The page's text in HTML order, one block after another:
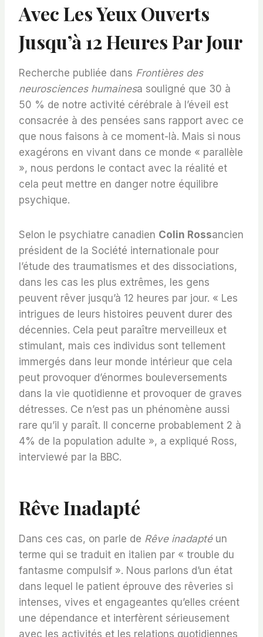
Avec Les Yeux Ouverts
Jusqu’à 12 Heures Par Jour
Recherche publiée dans Frontières des
neurosciences humainesa souligné que 30 à
50 % de notre activité cérébrale à l’éveil est
consacrée à des pensées sans rapport avec ce
que nous faisons à ce moment-là. Mais si nous
exagérons en vivant dans ce monde « parallèle
», nous perdons le contact avec la réalité et
cela peut mettre en danger notre équilibre
psychique.
Selon le psychiatre canadien Colin Rossancien
président de la Société internationale pour
l’étude des traumatismes et des dissociations,
dans les cas les plus extrêmes, les gens
peuvent rêver jusqu’à 12 heures par jour. « Les
intrigues de leurs histoires peuvent durer des
décennies. Cela peut paraître merveilleux et
stimulant, mais ces individus sont tellement
immergés dans leur monde intérieur que cela
peut provoquer d’énormes bouleversements
dans la vie quotidienne et provoquer de graves
détresses. Ce n’est pas un phénomène aussi
rare qu’il y paraît. Il concerne probablement 2 à
4% de la population adulte », a expliqué Ross,
interviewé par la BBC.
Rêve Inadapté
Dans ces cas, on parle de Rêve inadaptéun
terme qui se traduit en italien par « trouble du
fantasme compulsif ». Nous parlons d’un état
dans lequel le patient éprouve des rêveries si
intenses, vives et engageantes qu’elles créent
une dépendance et interfèrent sérieusement
avec les activités et les relations quotidiennes